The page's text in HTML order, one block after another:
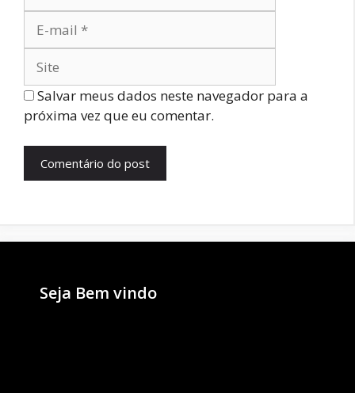
Salvar meus dados neste navegador para a
próxima vez que eu comentar.
Seja Bem vindo